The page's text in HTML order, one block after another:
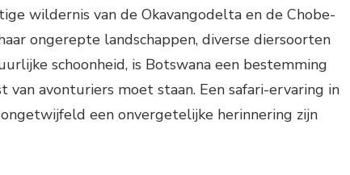
wildernis van de Okavangodelta en de Chobe-
ongerepte landschappen, diverse diersoorten
schoonheid, is Botswana een bestemming
van avonturiers moet staan. Een safari-ervaring in
een onvergetelijke herinnering zijn